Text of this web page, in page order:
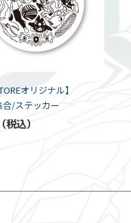
オリジナル】
合/ステッカー